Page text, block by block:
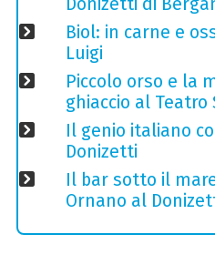
Biol: in carne e
Luigi
Piccolo orso e la
ghiaccio al Teatro
Il genio italiano
Donizetti
Il bar sotto il
Ornano al